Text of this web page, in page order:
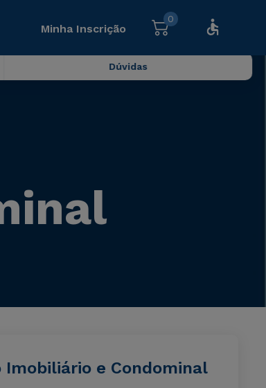
Minha Inscrição
0
Dúvidas
Imobiliário e Condominal